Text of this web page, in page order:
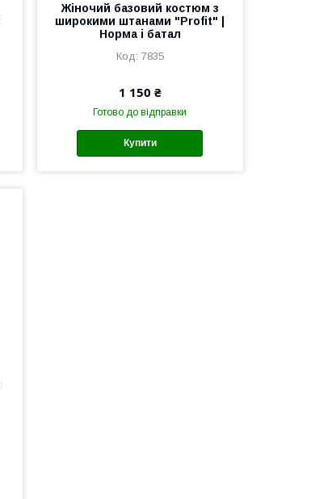
Жіночий базовий костюм з
широкими штанами "Profit" |
Норма і батал
7835
1 150 ₴
Готово до відправки
Купити